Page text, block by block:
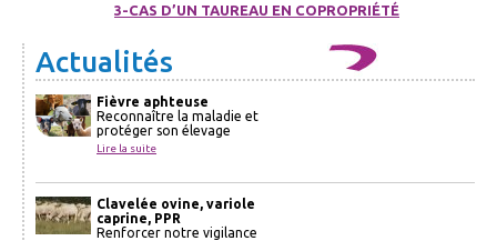
3-CAS D’UN TAUREAU EN COPROPRIÉTÉ
Actualités
Fièvre aphteuse
Reconnaître la maladie et
protéger son élevage
Lire la suite
Clavelée ovine, variole
caprine, PPR
Renforcer notre vigilance